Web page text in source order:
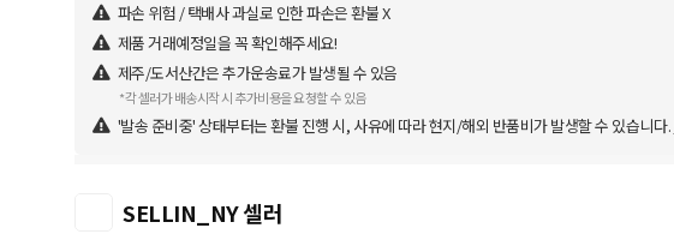
파손 위험 / 택배사 과실로 인한 파손은 환불 X
제품 거래예정일을 꼭 확인해주세요!
제주/도서산간은 추가운송료가 발생될 수 있음
*각 셀러가 배송시작 시 추가비용을 요청할 수 있음
'발송 준비중' 상태부터는 환불 진행 시, 사유에 따라 현지/해외 반품비가 발생할 수 있습니다.
SELLIN_NY 셀러